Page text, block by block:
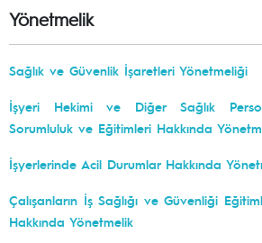
Yönetmelik
Sağlık ve Güvenlik İşaretleri Yönetmeliği
İşyeri Hekimi ve Diğer Sağlık
Sorumluluk ve Eğitimleri Hakkında
İşyerlerinde Acil Durumlar Hakkında
Çalışanların İş Sağlığı ve Güvenliği
Hakkında Yönetmelik